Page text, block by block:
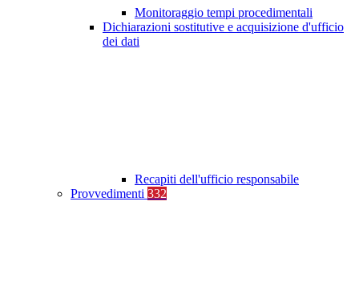
Monitoraggio tempi procedimentali
Dichiarazioni sostitutive e acquisizione d'ufficio
dei dati
Recapiti dell'ufficio responsabile
Provvedimenti 332